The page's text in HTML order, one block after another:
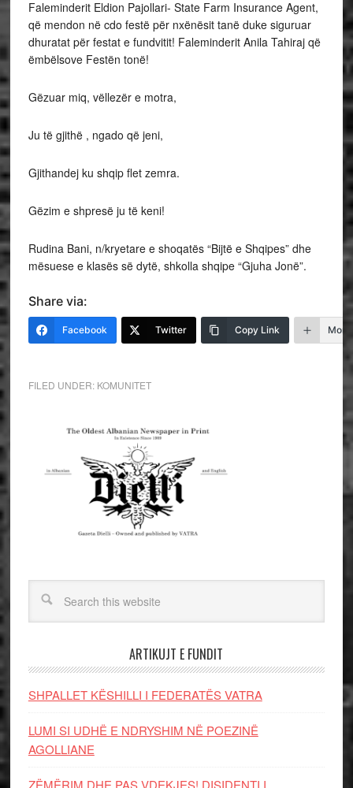
Faleminderit Eldion Pajollari- State Farm Insurance Agent,
që mendon në cdo festë për nxënësit tanë duke siguruar
dhuratat për festat e fundvitit! Faleminderit Anila Tahiraj që
ëmbëlsove Festën tonë!
Gëzuar miq, vëllezër e motra,
Ju të gjithë , ngado që jeni,
Gjithandej ku shqip flet zemra.
Gëzim e shpresë ju të keni!
Rudina Bani, n/kryetare e shoqatës “Bijtë e Shqipes” dhe
mësuese e klasës së dytë, shkolla shqipe “Gjuha Jonë”.
Share via:
Facebook Twitter Copy Link More
FILED UNDER: KOMUNITET
ARTIKUJT E FUNDIT
SHPALLET KËSHILLI I FEDERATËS VATRA
LUMI SI UDHË E NDRYSHIM NË POEZINË
AGOLLIANE